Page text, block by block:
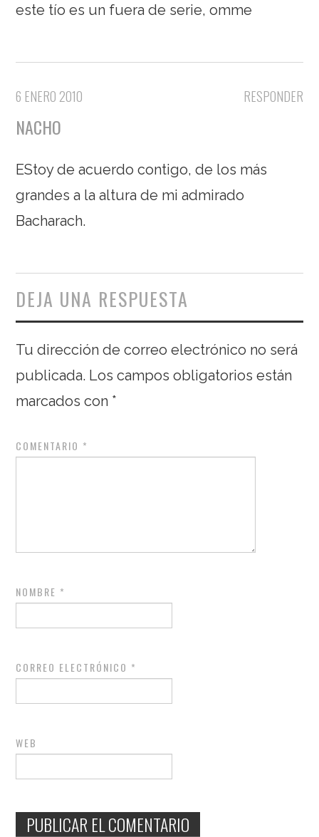
este tío es un fuera de serie, omme
RESPONDER
6 ENERO 2010
NACHO
EStoy de acuerdo contigo, de los más
grandes a la altura de mi admirado
Bacharach.
DEJA UNA RESPUESTA
Tu dirección de correo electrónico no será
publicada. Los campos obligatorios están
marcados con *
COMENTARIO *
NOMBRE *
CORREO ELECTRÓNICO *
WEB